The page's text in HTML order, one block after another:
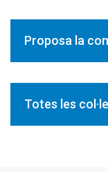
Proposa la
Totes les